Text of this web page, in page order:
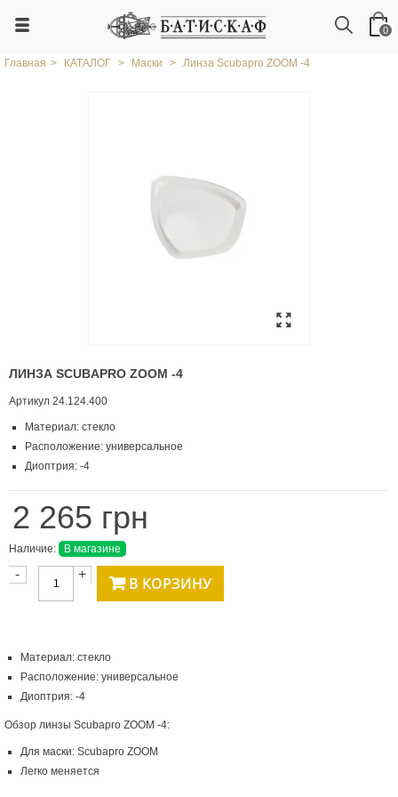
0
Главная > КАТАЛОГ > Маски > Линза Scubapro ZOOM -4
ЛИНЗА SCUBAPRO ZOOM -4
Артикул 24.124.400
Материал: стекло
Расположение: универсальное
Диоптрия: -4
2 265 грн
Наличие: В магазине
- + В КОРЗИНУ
Материал: стекло
Расположение: универсальное
Диоптрия: -4
Обзор линзы Scubapro ZOOM -4:
Для маски: Scubapro ZOOM
Легко меняется